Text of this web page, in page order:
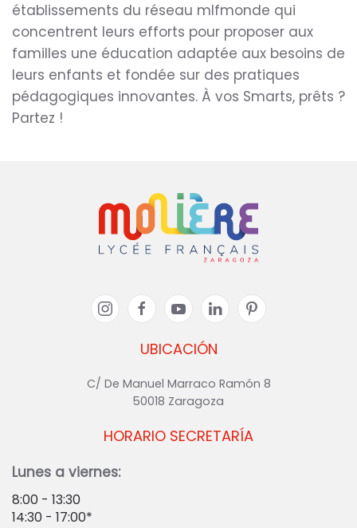
établissements du réseau mlfmonde qui
concentrent leurs efforts pour proposer aux
familles une éducation adaptée aux besoins de
leurs enfants et fondée sur des pratiques
pédagogiques innovantes. À vos Smarts, prêts ?
Partez !
UBICACIÓN
C/ De Manuel Marraco Ramón 8
50018 Zaragoza
HORARIO SECRETARÍA
Lunes a viernes:
8:00 - 13:30
14:30 - 17:00*